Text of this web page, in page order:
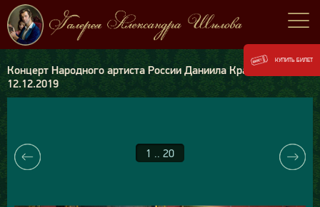
Концерт Народного артиста России Даниила Крамера
12.12.2019
1 .. 20
КУПИТЬ БИЛЕТ